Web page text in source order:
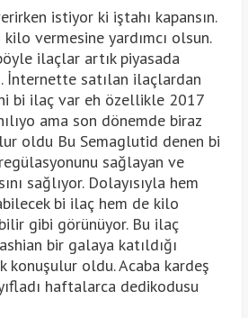
istiyor ki iştahı kapansın.
vermesine yardımcı olsun.
ilaçlar artık piyasada
İnternette satılan ilaçlardan
bi ilaç var eh özellikle 2017
ama son dönemde biraz
oldu Bu Semaglutid denen bi
sağlayan ve
sağlıyor. Dolayısıyla hem
bi ilaç hem de kilo
gibi görünüyor. Bu ilaç
bir galaya katıldığı
konuşulur oldu. Acaba kardeş
haftalarca dedikodusu